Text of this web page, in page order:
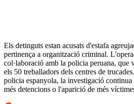
Els detinguts estan acusats d'estafa
pertinença a organització criminal.
col·laboració amb la policia peruana, que
els 50 treballadors dels centres de
policia espanyola, la investigació continua
més detencions o l'aparició de més